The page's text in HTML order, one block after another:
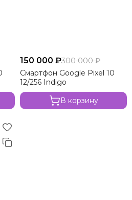
150 000 ₽300 000 ₽
Смартфон Google Pixel 10
12/256 Indigo
В корзину